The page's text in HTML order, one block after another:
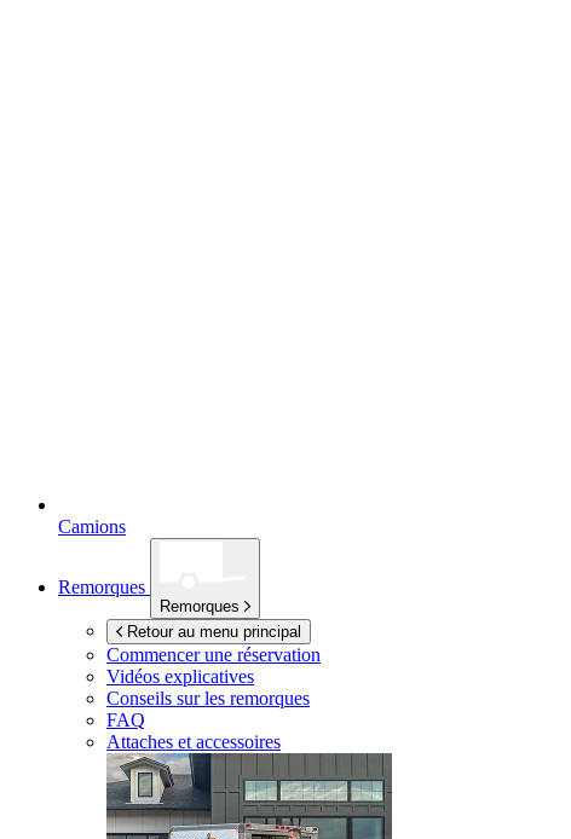
Camions
Remorques
Remorques
Retour au menu principal
Commencer une réservation
Vidéos explicatives
Conseils sur les remorques
FAQ
Attaches et accessoires